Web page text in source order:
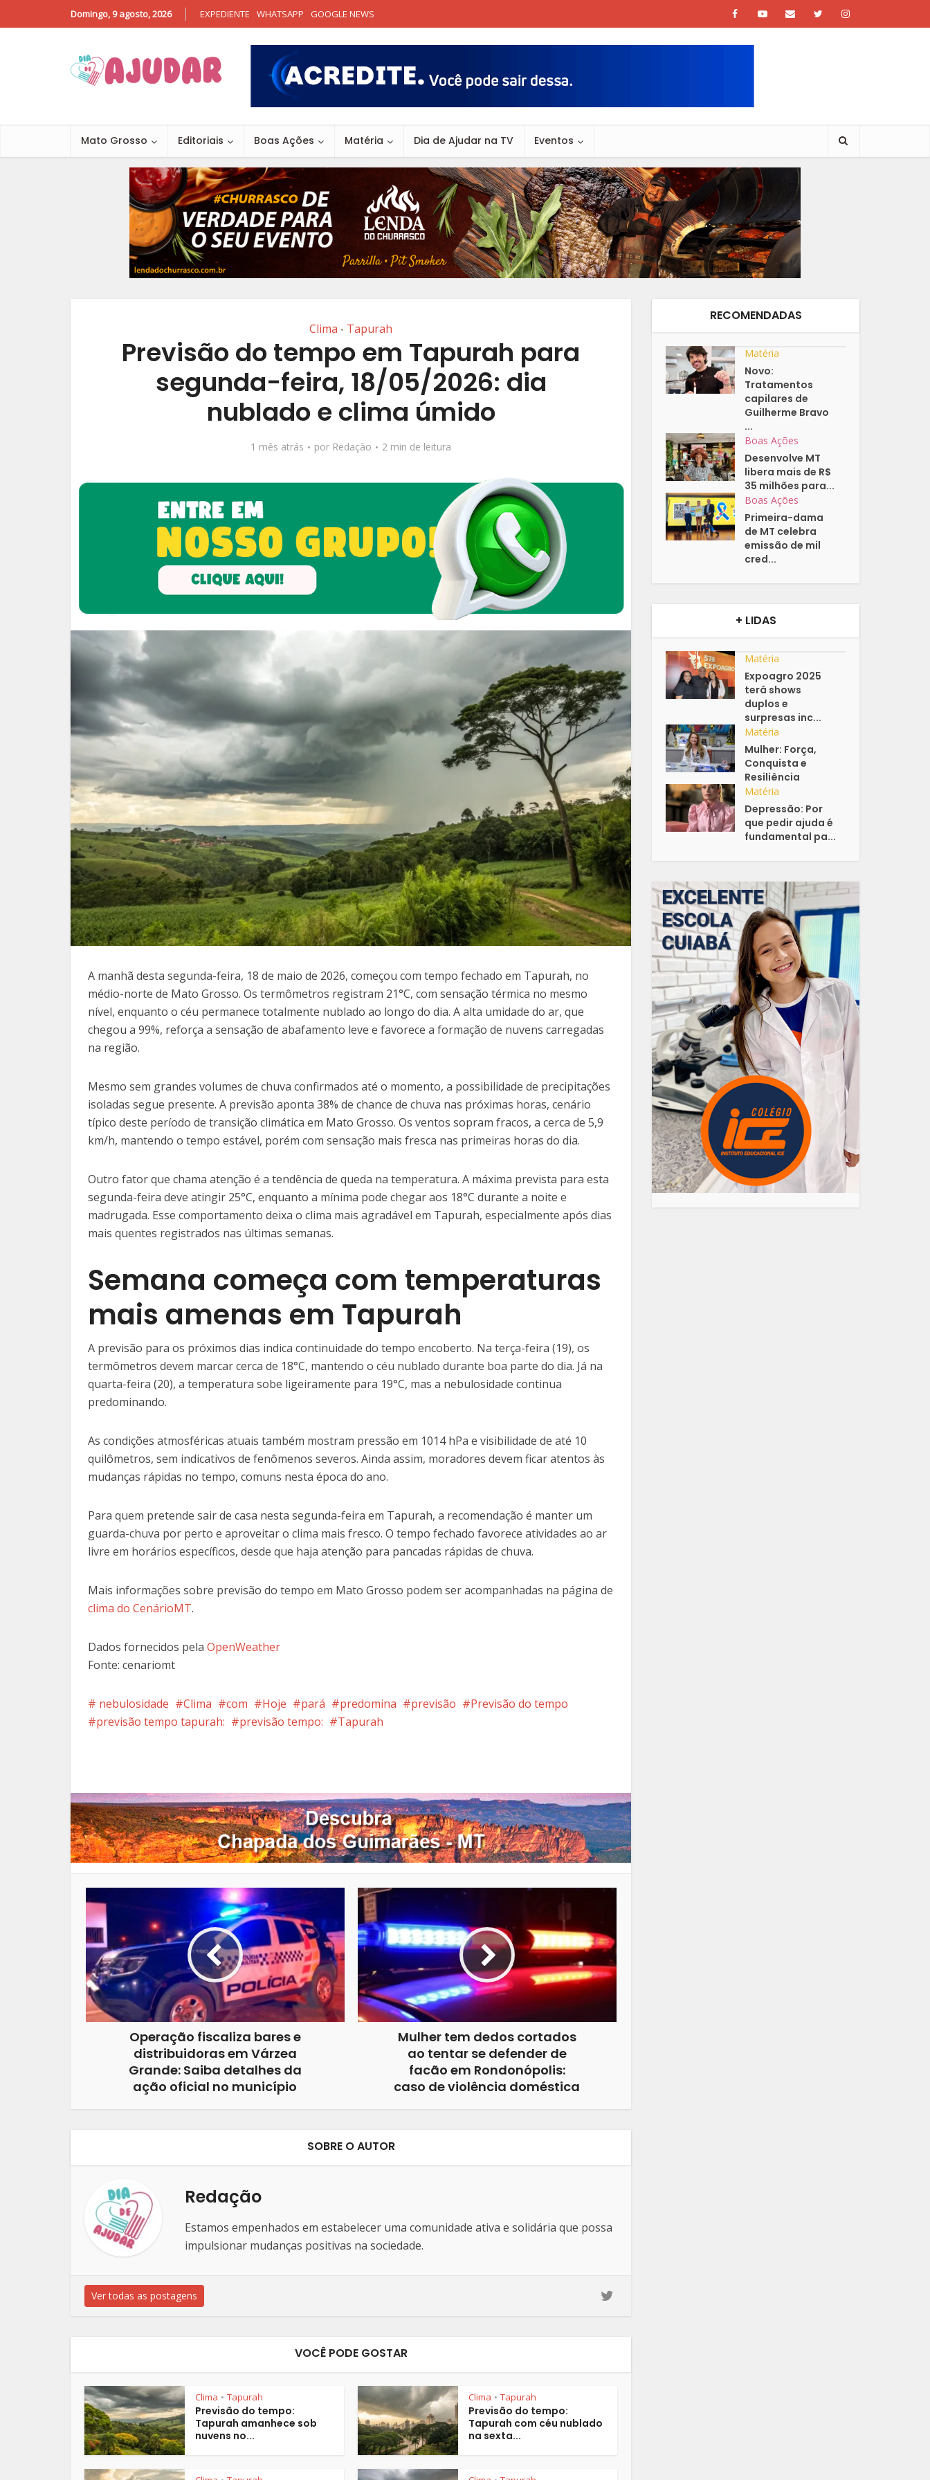
Domingo, 9 agosto, 2026 EXPEDIENTE WHATSAPP GOOGLE NEWS
Mato Grosso Editoriais Boas Ações Matéria Dia de Ajudar na TV Eventos
Clima • Tapurah
Previsão do tempo em Tapurah para
segunda-feira, 18/05/2026: dia
nublado e clima úmido
1 mês atrás por Redação 2 min de leitura
A manhã desta segunda-feira, 18 de maio de 2026, começou com tempo fechado em Tapurah, no
médio-norte de Mato Grosso. Os termômetros registram 21°C, com sensação térmica no mesmo
nível, enquanto o céu permanece totalmente nublado ao longo do dia. A alta umidade do ar, que
chegou a 99%, reforça a sensação de abafamento leve e favorece a formação de nuvens carregadas
na região.
Mesmo sem grandes volumes de chuva confirmados até o momento, a possibilidade de precipitações
isoladas segue presente. A previsão aponta 38% de chance de chuva nas próximas horas, cenário
típico deste período de transição climática em Mato Grosso. Os ventos sopram fracos, a cerca de 5,9
km/h, mantendo o tempo estável, porém com sensação mais fresca nas primeiras horas do dia.
Outro fator que chama atenção é a tendência de queda na temperatura. A máxima prevista para esta
segunda-feira deve atingir 25°C, enquanto a mínima pode chegar aos 18°C durante a noite e
madrugada. Esse comportamento deixa o clima mais agradável em Tapurah, especialmente após dias
mais quentes registrados nas últimas semanas.
Semana começa com temperaturas
mais amenas em Tapurah
A previsão para os próximos dias indica continuidade do tempo encoberto. Na terça-feira (19), os
termômetros devem marcar cerca de 18°C, mantendo o céu nublado durante boa parte do dia. Já na
quarta-feira (20), a temperatura sobe ligeiramente para 19°C, mas a nebulosidade continua
predominando.
As condições atmosféricas atuais também mostram pressão em 1014 hPa e visibilidade de até 10
quilômetros, sem indicativos de fenômenos severos. Ainda assim, moradores devem ficar atentos às
mudanças rápidas no tempo, comuns nesta época do ano.
Para quem pretende sair de casa nesta segunda-feira em Tapurah, a recomendação é manter um
guarda-chuva por perto e aproveitar o clima mais fresco. O tempo fechado favorece atividades ao ar
livre em horários específicos, desde que haja atenção para pancadas rápidas de chuva.
Mais informações sobre previsão do tempo em Mato Grosso podem ser acompanhadas na página de
clima do CenárioMT.
Dados fornecidos pela OpenWeather
Fonte: cenariomt
️️ nebulosidade Clima com Hoje pará predomina previsão
Previsão do tempo
previsão tempo tapurah:
previsão tempo: Tapurah
Operação fiscaliza bares e
distribuidoras em Várzea
Grande: Saiba detalhes da
ação oficial no município
Mulher tem dedos cortados
ao tentar se defender de
facão em Rondonópolis:
caso de violência doméstica
SOBRE O AUTOR
Redação
Estamos empenhados em estabelecer uma comunidade ativa e solidária que possa
impulsionar mudanças positivas na sociedade.
Ver todas as postagens
VOCÊ PODE GOSTAR
Clima • Tapurah
Previsão do tempo:
Tapurah amanhece sob
nuvens no...
Clima • Tapurah
Previsão do tempo:
Tapurah com céu nublado
na sexta...
RECOMENDADAS
Matéria
Novo:
Tratamentos
capilares de
Guilherme Bravo
...
Boas Ações
Desenvolve MT
libera mais de R$
35 milhões para...
Boas Ações
Primeira-dama
de MT celebra
emissão de mil
cred...
+ LIDAS
Matéria
Expoagro 2025
terá shows
duplos e
surpresas inc...
Matéria
Mulher: Força,
Conquista e
Resiliência
Matéria
Depressão: Por
que pedir ajuda é
fundamental pa...